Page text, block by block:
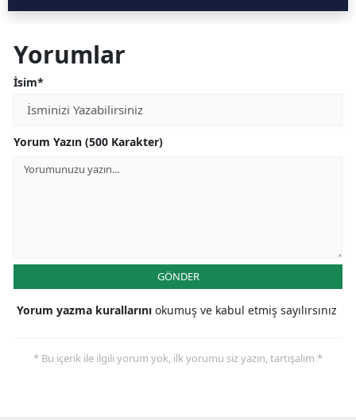
Yorumlar
İsim*
Yorum Yazın (500 Karakter)
GÖNDER
Yorum yazma kurallarını okumuş ve kabul etmiş sayılırsınız
* Bu içerik ile ilgili yorum yok, ilk yorumu siz yazın, tartışalım *